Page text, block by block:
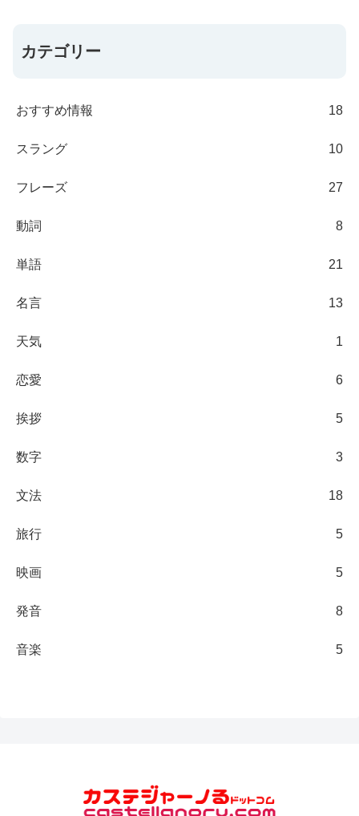
カテゴリー
おすすめ情報 18
スラング 10
フレーズ 27
動詞 8
単語 21
名言 13
天気 1
恋愛 6
挨拶 5
数字 3
文法 18
旅行 5
映画 5
発音 8
音楽 5